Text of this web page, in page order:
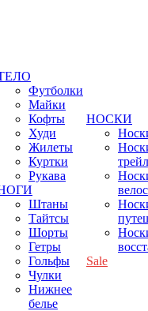
Футболки
Майки
Кофты
Худи
Жилеты
Куртки
Рукава
Штаны
Тайтсы
Шорты
Гетры
Гольфы
Чулки
Нижнее
белье
НОСКИ
Sale